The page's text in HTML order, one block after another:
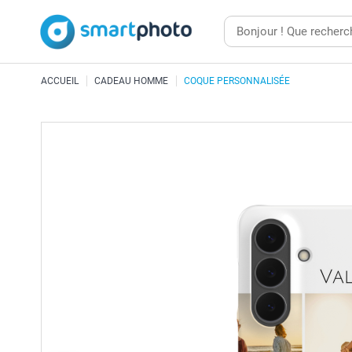
ACCUEIL CADEAU HOMME COQUE PERSONNALISÉE